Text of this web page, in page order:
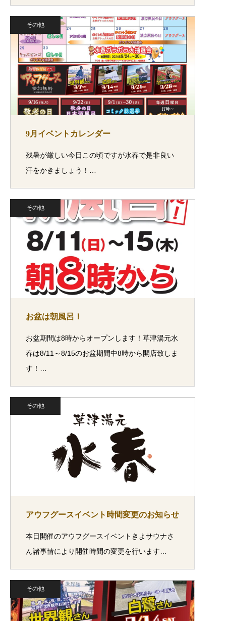
その他
9月イベントカレンダー
残暑が厳しい今日この頃ですが水春で是非良い
汗をかきましょう！…
その他
お盆は朝風呂！
お盆期間は8時からオープンします！草津湯元水
春は8/11～8/15のお盆期間中8時から開店致しま
す！…
その他
アウフグースイベント時間変更のお知らせ
本日開催のアウフグースイベントきよサウナさ
ん諸事情により開催時間の変更を行います…
その他